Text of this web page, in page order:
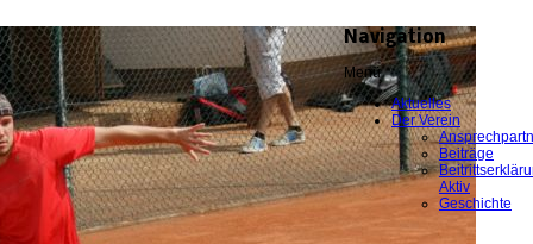
Navigation
Menü
Aktuelles
Der Verein
Beiträge
Aktiv
Geschichte